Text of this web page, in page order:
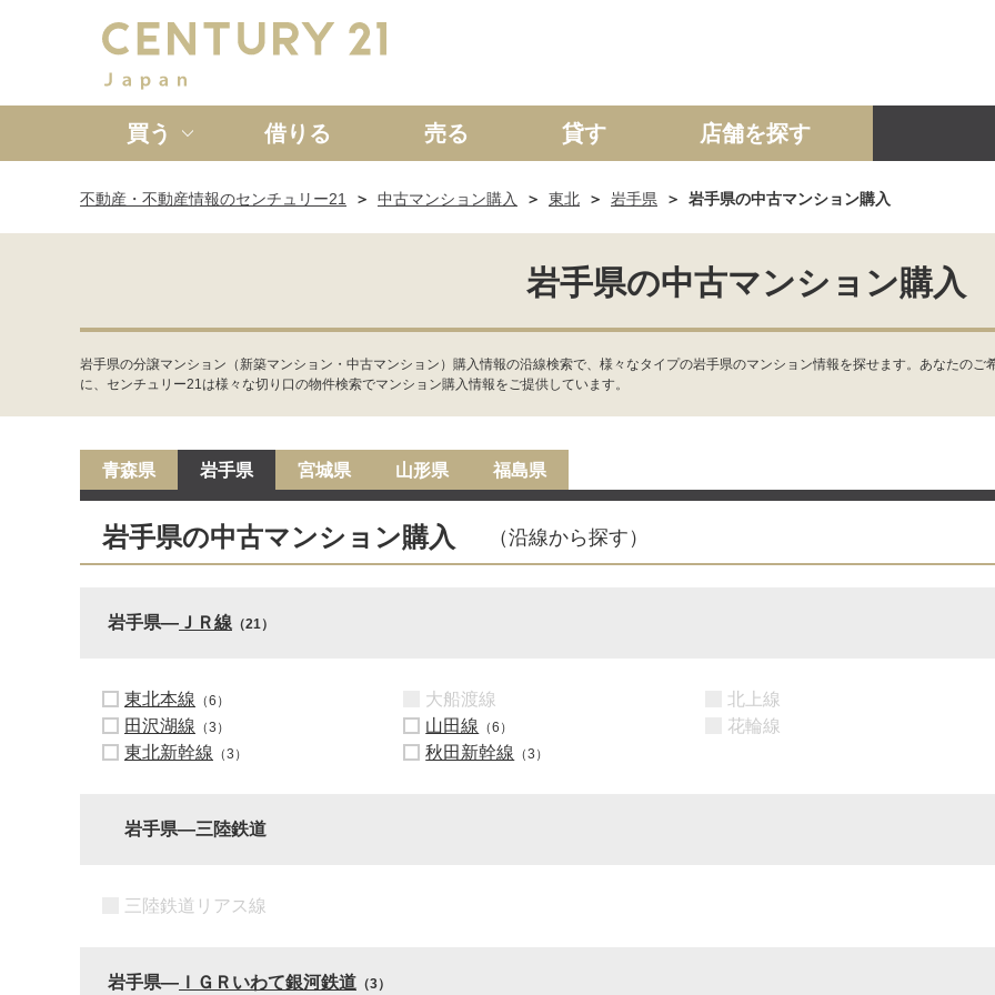
買う
新築一戸建て 中古一戸建て マンション 土地 事業投資用
借りる 売る 貸す 店舗を探す
不動産・不動産情報のセンチュリー21 中古マンション購入 東北 岩手県 岩手県の中古マンション購入
岩手県の中古マンション購入
岩手県の分譲マンション（新築マンション・中古マンション）購入情報の沿線検索で、様々なタイプの岩手県のマンション情報を探せます。あなたの
に、センチュリー21は様々な切り口の物件検索でマンション購入情報をご提供しています。
青森県 岩手県 宮城県 山形県 福島県
岩手県の中古マンション購入 （沿線から探す）
岩手県― ＪＲ線 （21）
東北本線 （6） 大船渡線 北上線
田沢湖線 （3） 山田線 （6） 花輪線
東北新幹線 （3） 秋田新幹線 （3）
岩手県―三陸鉄道
三陸鉄道リアス線
岩手県― ＩＧＲいわて銀河鉄道 （3）